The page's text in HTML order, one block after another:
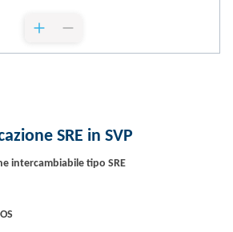
SRE in SVP
intercambiabile tipo SRE